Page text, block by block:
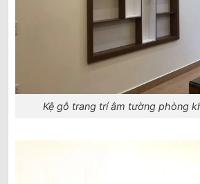
Kệ gỗ trang trí âm tường phòng